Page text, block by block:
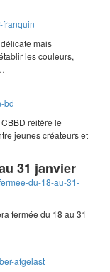
franquin
mais
les couleurs,
bd
réitère le
jeunes créateurs et
31 janvier
du-18-au-31-
fermée du 18 au 31
afgelast